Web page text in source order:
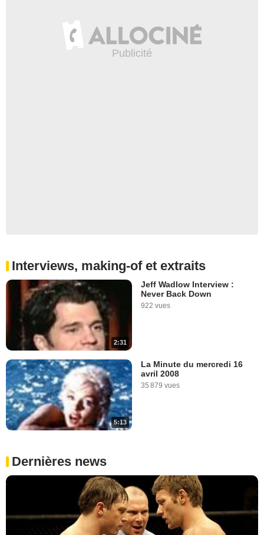
Interviews, making-of et extraits
2:31
Jeff Wadlow Interview :
Never Back Down
922 vues
5:13
La Minute du mercredi 16
avril 2008
35 879 vues
Dernières news